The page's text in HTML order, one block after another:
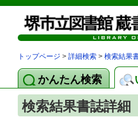
トップページ > 詳細検索 > 検索結果
かんたん検索
検索結果書誌詳細